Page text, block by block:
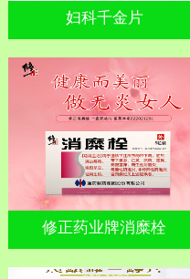
妇科千金片
修正药业牌消糜栓